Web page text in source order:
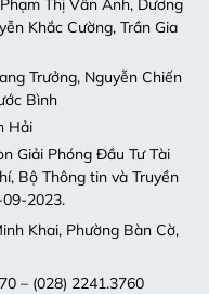
Thị Vân Anh, Dương
Khắc Cường, Trần Gia
Trưởng, Nguyễn Chiến
Bình
Hải
Giải Phóng Đầu Tư Tài
Bộ Thông tin và Truyền
2023.
Khai, Phường Bàn Cờ,
– (028) 2241.3760